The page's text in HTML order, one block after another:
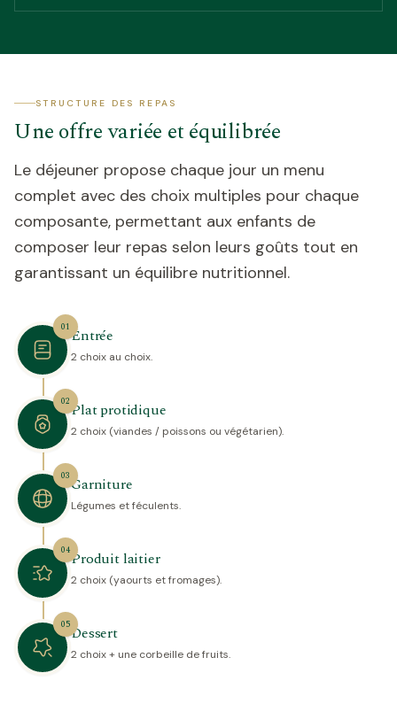
STRUCTURE DES REPAS
Une offre variée et équilibrée
Le déjeuner propose chaque jour un menu
complet avec des choix multiples pour chaque
composante, permettant aux enfants de
composer leur repas selon leurs goûts tout en
garantissant un équilibre nutritionnel.
01Entrée
2 choix au choix.
02Plat protidique
2 choix (viandes / poissons ou végétarien).
03Garniture
Légumes et féculents.
04Produit laitier
2 choix (yaourts et fromages).
05Dessert
2 choix + une corbeille de fruits.